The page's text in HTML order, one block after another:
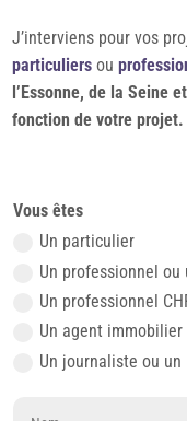
J’interviens pour vos
particuliers ou
l’Essonne, de la Seine
fonction de votre projet.
Vous êtes
Un particulier
Un professionnel ou
Un professionnel
Un agent immobilier
Un journaliste ou un